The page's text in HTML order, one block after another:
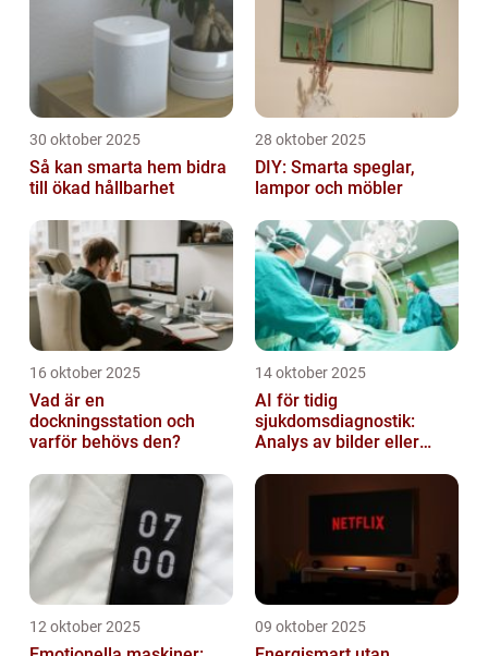
30 oktober 2025
Så kan smarta hem bidra
till ökad hållbarhet
28 oktober 2025
DIY: Smarta speglar,
lampor och möbler
16 oktober 2025
Vad är en
dockningsstation och
varför behövs den?
14 oktober 2025
AI för tidig
sjukdomsdiagnostik:
Analys av bilder eller
12 oktober 2025 09 oktober 2025